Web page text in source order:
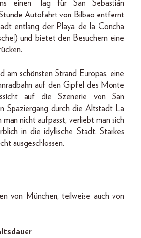
einen Tag für San Sebastián
Autofahrt von Bilbao entfernt
entlang der Playa de la Concha
und bietet den Besuchern eine
am schönsten Strand Europas, eine
auf den Gipfel des Monte
auf die Szenerie von San
Spaziergang durch die Altstadt La
man nicht aufpasst, verliebt man sich
in die idyllische Stadt. Starkes
ausgeschlossen.
von München, teilweise auch von